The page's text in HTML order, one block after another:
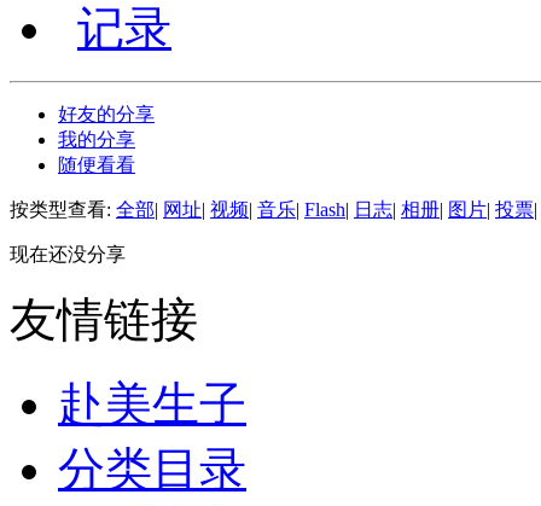
记录
好友的分享
我的分享
随便看看
按类型查看: 全部| 网址| 视频| 音乐| Flash| 日志| 相册| 图片| 投票|
现在还没分享
友情链接
赴美生子
分类目录